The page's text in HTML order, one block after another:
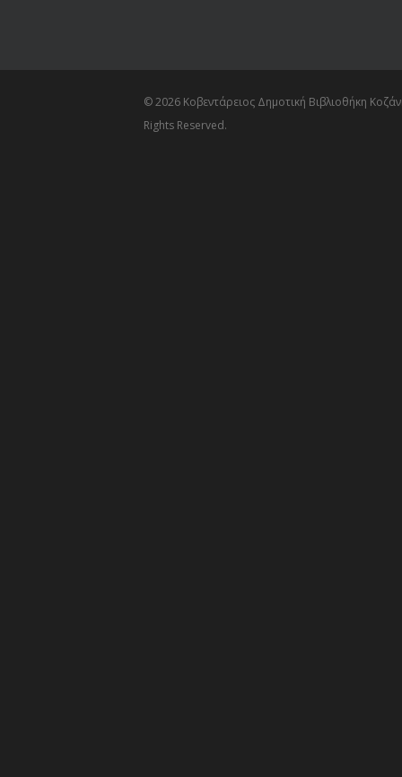
© 2026 Κοβεντάρειος Δημοτική Βιβλιοθήκη
Rights Reserved.